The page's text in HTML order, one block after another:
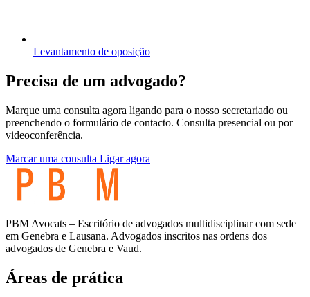
Levantamento de oposição
Precisa de um advogado?
Marque uma consulta agora ligando para o nosso secretariado ou
preenchendo o formulário de contacto. Consulta presencial ou por
videoconferência.
Marcar uma consulta Ligar agora
PBM Avocats – Escritório de advogados multidisciplinar com sede
em Genebra e Lausana. Advogados inscritos nas ordens dos
advogados de Genebra e Vaud.
Áreas de prática